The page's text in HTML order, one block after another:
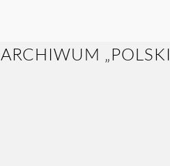
ARCHIWUM